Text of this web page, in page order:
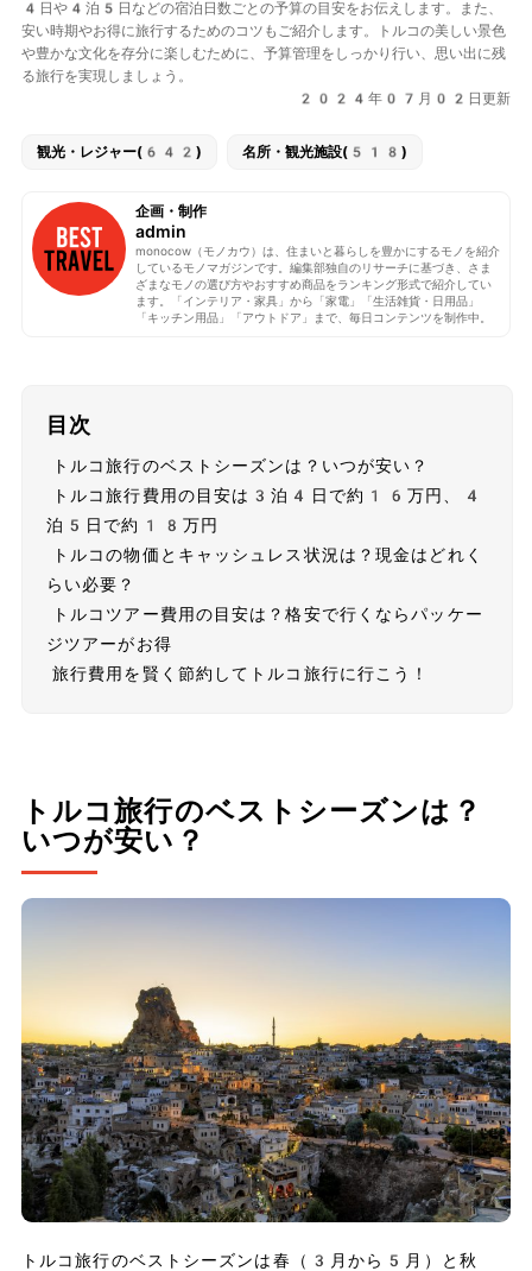
4日や4泊5日などの宿泊日数ごとの予算の目安をお伝えします。また、
安い時期やお得に旅行するためのコツもご紹介します。トルコの美しい景色
や豊かな文化を存分に楽しむために、予算管理をしっかり行い、思い出に残
る旅行を実現しましょう。
2024年07月02日更新
観光・レジャー(642) 名所・観光施設(518)
企画・制作
admin
monocow（モノカウ）は、住まいと暮らしを豊かにするモノを紹介
しているモノマガジンです。編集部独自のリサーチに基づき、さま
ざまなモノの選び方やおすすめ商品をランキング形式で紹介してい
ます。「インテリア・家具」から「家電」「生活雑貨・日用品」
「キッチン用品」「アウトドア」まで、毎日コンテンツを制作中。
目次
トルコ旅行のベストシーズンは？いつが安い？
トルコ旅行費用の目安は3泊4日で約16万円、4
泊5日で約18万円
トルコの物価とキャッシュレス状況は？現金はどれく
らい必要？
トルコツアー費用の目安は？格安で行くならパッケー
ジツアーがお得
旅行費用を賢く節約してトルコ旅行に行こう！
トルコ旅行のベストシーズンは？
いつが安い？
トルコ旅行のベストシーズンは春（3月から5月）と秋